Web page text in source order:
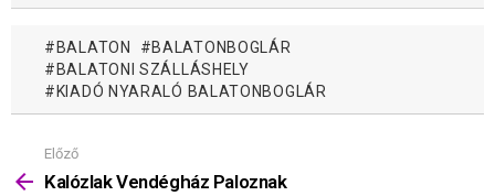
BALATON
BALATONBOGLÁR
BALATONI SZÁLLÁSHELY
KIADÓ NYARALÓ BALATONBOGLÁR
Mutass
többet
Előző
Kalózlak Vendégház Paloznak